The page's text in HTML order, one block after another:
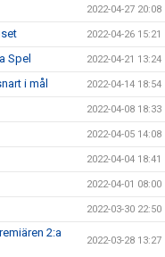
2022-04-27 20:08
2022-04-26 15:21
Spel 2022-04-21 13:24
i mål 2022-04-14 18:54
2022-04-08 18:33
2022-04-05 14:08
2022-04-04 18:41
2022-04-01 08:00
2022-03-30 22:50
2:a
2022-03-28 13:27